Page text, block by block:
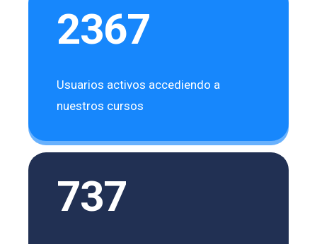
2367
Usuarios activos accediendo a
nuestros cursos
737